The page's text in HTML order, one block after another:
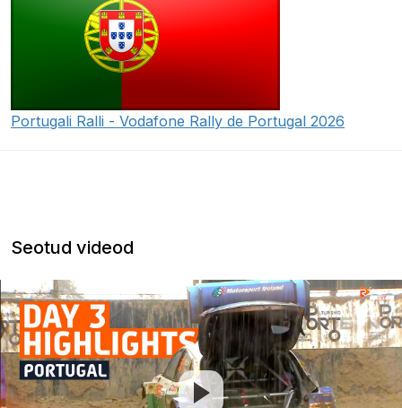
Portugali Ralli - Vodafone Rally de Portugal 2026
Seotud videod